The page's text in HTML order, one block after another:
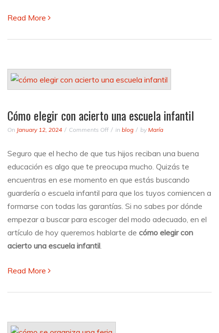
Read More
Cómo elegir con acierto una escuela infantil
On January 12, 2024 Comments Offon
con
acierto
una
infantil
in blog by María
Seguro que el hecho de que tus hijos reciban una buena
educación es algo que te preocupa mucho. Quizás te
encuentras en ese momento en que estás buscando
guardería o escuela infantil para que los tuyos comiencen a
formarse con todas las garantías. Si no sabes por dónde
empezar a buscar para escoger del modo adecuado, en el
artículo de hoy queremos hablarte de cómo elegir con
acierto una escuela infantil
Read More